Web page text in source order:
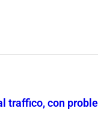
traffico, con